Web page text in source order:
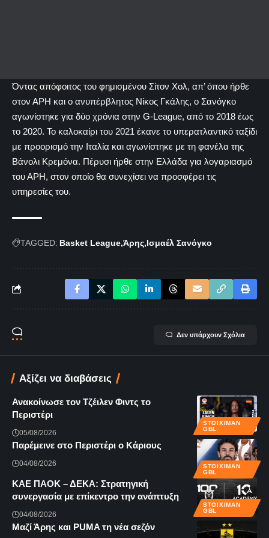
Όντας απόφοιτος του φημισμένου Σίτον Χολ, απ’ όπου ήρθε
στον ΑΡΗ και ο ανυπέρβλητος Νίκος Γκάλης, ο Σανόγκο
αγωνίστηκε για δύο χρόνια στην G-League, από το 2018 έως
το 2020. Το καλοκαίρι του 2021 έκανε το υπερατλαντικό ταξίδι
με προορισμό την Ιταλία και αγωνίστηκε με τη φανέλα της
Βάνολι Κρεμόνα. Πέρυσι ήρθε στην Ελλάδα για λογαριασμό
του ΑΡΗ, στον οποίο θα συνεχίσει να προσφέρει τις
υπηρεσίες του.
TAGGED: Basket League Άρης Ισμαέλ Σανόγκο
Δεν υπάρχουν Σχόλια
Αξίζει να διαβάσεις
STOIXIMAN
GBL
Ανακοίνωσε τον Τζέιλεν Φιντς το
Περιστέρι
05/08/2026
STOIXIMAN
GBL
Παρέμεινε στο Περιστέρι ο Κάριους
04/08/2026
STOIXIMAN
GBL
KAE ΠΑΟΚ – ΔΕΚΑ: Στρατηγική
συνεργασία με επίκεντρο την ανάπτυξη
04/08/2026
Μαζί Άρης και PUMA τη νέα σεζόν